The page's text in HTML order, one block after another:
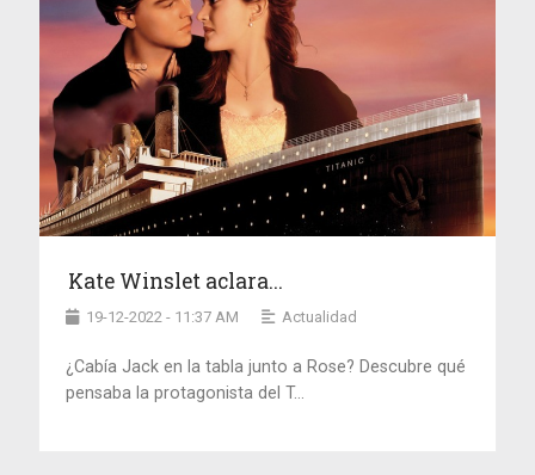
Kate Winslet aclara...
19-12-2022 - 11:37 AM Actualidad
¿Cabía Jack en la tabla junto a Rose? Descubre qué
pensaba la protagonista del T...